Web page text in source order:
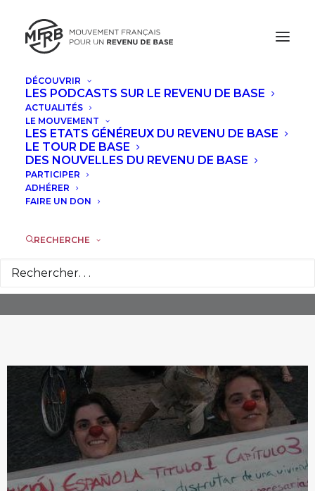
DÉCOUVRIR
LES PODCASTS SUR LE REVENU DE BASE
ACTUALITÉS
LE MOUVEMENT
LES ETATS GÉNÉREUX DU REVENU DE BASE
LE TOUR DE BASE
DES NOUVELLES DU REVENU DE BASE
PARTICIPER
ADHÉRER
FAIRE UN DON
RECHERCHE
Initative Législative